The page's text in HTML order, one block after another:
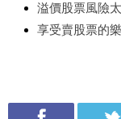
溢價股票風險
享受賣股票的